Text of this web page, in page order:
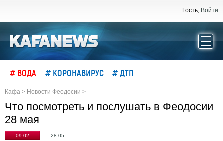
Гость, Войти
# ВОДА # КОРОНАВИРУС # ДТП
Кафа > Новости Феодосии >
Что посмотреть и послушать в Феодосии
28 мая
09:02 28.05